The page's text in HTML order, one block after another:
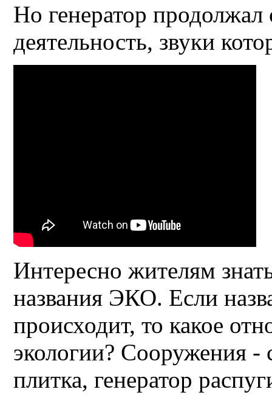
Но генератор
деятельность, звуки
Интересно жителям
названия ЭКО. Если
происходит, то какое
экологии? Сооружения -
плитка, генератор